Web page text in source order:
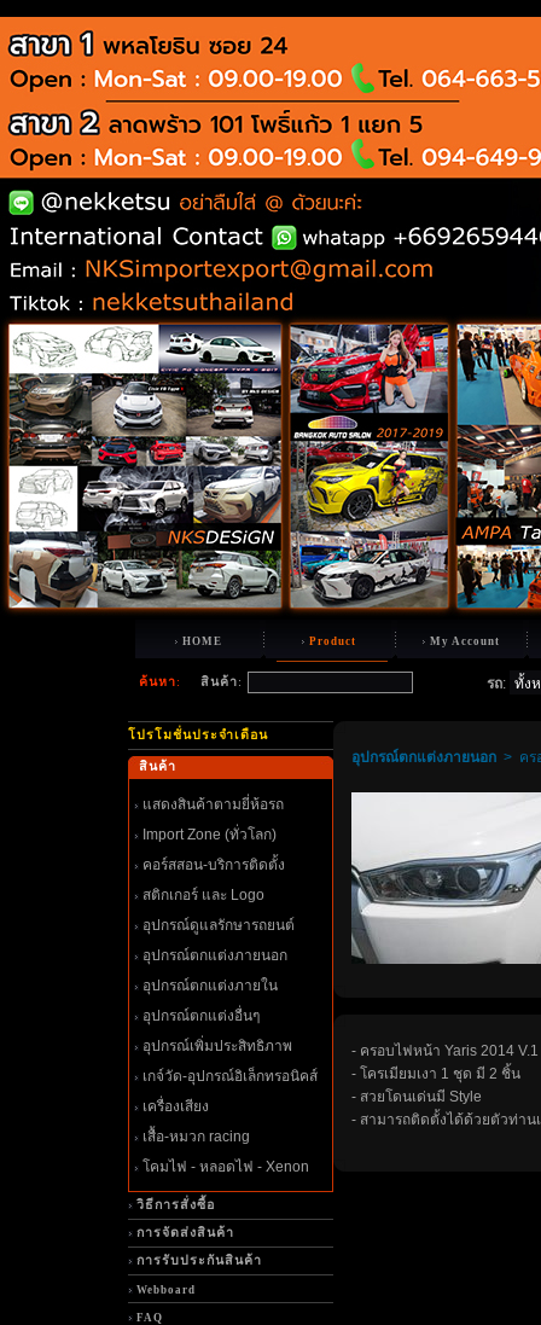
HOME Product My Account
ค้นหา: สินค้า: รถ:
ปรโมชั่นประจำเดือน
สินค้า
สดงสินค้าตามยี่ห้อรถ
Import Zone (ทั่วโลก)
คอร์สสอน-บริการติดตั้ง
สติกเกอร์ และ Logo
อุปกรณ์ดูแลรักษารถยนต์
อุปกรณ์ตกแต่งภายนอก
อุปกรณ์ตกแต่งภายใน
อุปกรณ์ตกแต่งอื่นๆ
อุปกรณ์เพิ่มประสิทธิภาพ
เกจ์วัด-อุปกรณ์อิเล็กทรอนิคส์
เครื่องเสียง
เสื้อ-หมวก racing
คมไฟ - หลอดไฟ - Xenon
วิธีการสั่งซื้อ
การจัดส่งสินค้า
การรับประกันสินค้า
Webboard
FAQ
อุปกรณ์ตกแต่งภายนอก> ค
- ครอบไฟหน้า Yaris 2014 V.1
- โครเมียมเงา 1 ชุด มี 2 ชิ้น
- สวยโดนเด่นมี Style
- สามารถติดตั้งได้ด้วยตัวท่าน